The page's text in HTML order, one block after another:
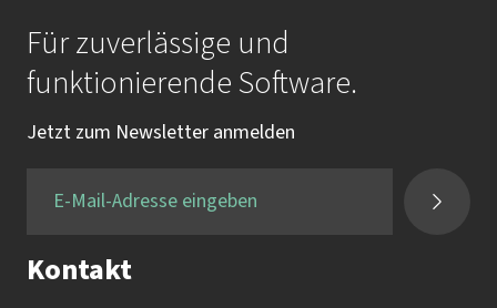
Frau Katrin Krauß
Mail: akademie@imbus.de
Tel.:
+49 9131 / 7518-750
Für zuverlässige und
funktionierende Software.
Jetzt zum Newsletter anmelden
Kontakt